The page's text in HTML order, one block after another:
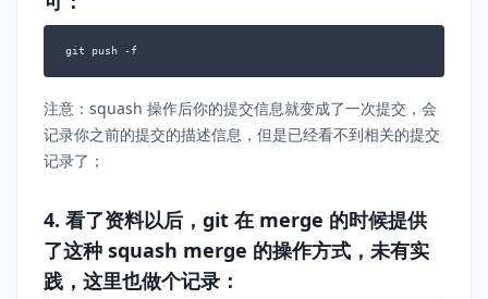
git push -f
注意：squash 操作后你的提交信息就变成了一次提交，会
记录你之前的提交的描述信息，但是已经看不到相关的提交
记录了；
4. 看了资料以后，git 在 merge 的时候提供
了这种 squash merge 的操作方式，未有实
践，这里也做个记录：